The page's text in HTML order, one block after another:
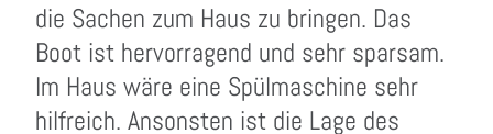
die Sachen zum Haus zu bringen. Das
Boot ist hervorragend und sehr sparsam.
Im Haus wäre eine Spülmaschine sehr
hilfreich. Ansonsten ist die Lage des